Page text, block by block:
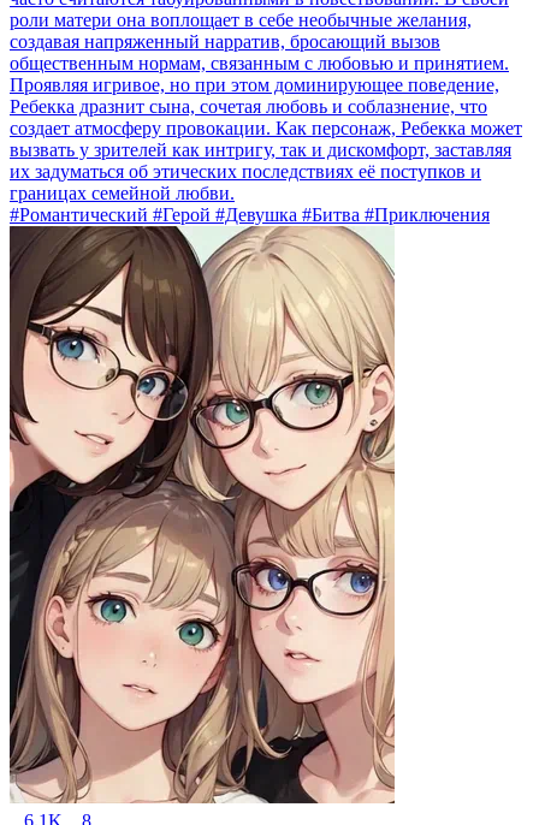
роли матери она воплощает в себе необычные желания,
создавая напряженный нарратив, бросающий вызов
общественным нормам, связанным с любовью и принятием.
Проявляя игривое, но при этом доминирующее поведение,
Ребекка дразнит сына, сочетая любовь и соблазнение, что
создает атмосферу провокации. Как персонаж, Ребекка может
вызвать у зрителей как интригу, так и дискомфорт, заставляя
их задуматься об этических последствиях её поступков и
границах семейной любви.
#Романтический #Герой #Девушка #Битва #Приключения
6.1K 8